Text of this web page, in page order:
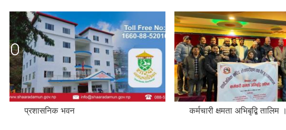
प्रशासनिक भवन कर्मचारी क्षमता अभिबृद्बि तालिम ।